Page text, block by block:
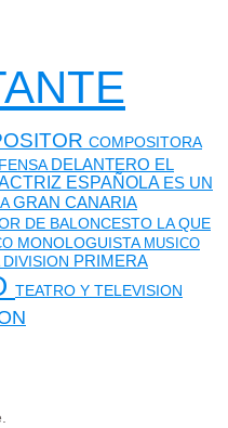
COMPOSITORA
DELANTERO EL
ESPAÑOLA ES UN
GRAN CANARIA
DE BALONCESTO LA QUE
MONOLOGUISTA MUSICO
PRIMERA
TEATRO Y TELEVISION